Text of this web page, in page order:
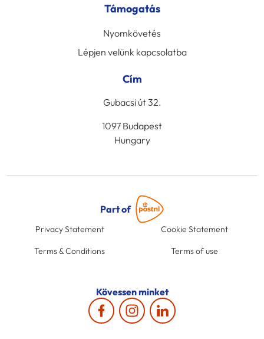
Támogatás
Nyomkövetés
Lépjen velünk kapcsolatba
Cím
Gubacsi út 32.
1097 Budapest
Hungary
Part of
Privacy Statement Cookie Statement
Terms & Conditions Terms of use
Kövessen minket